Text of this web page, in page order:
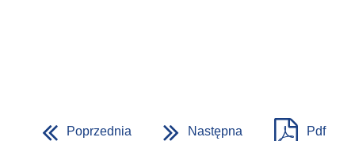
Poprzednia Następna Pdf